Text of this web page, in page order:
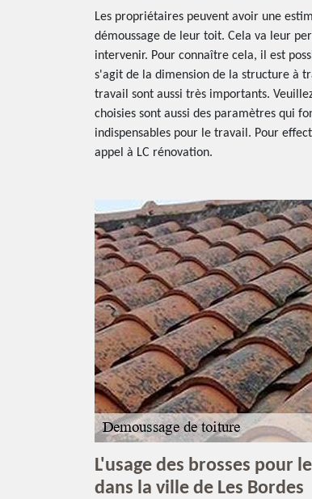
Les propriétaires peuvent avoir une
démoussage de leur toit. Cela va leur
intervenir. Pour connaître cela, il est
s'agit de la dimension de la structure à
travail sont aussi très importants.
choisies sont aussi des paramètres qui
indispensables pour le travail. Pour
appel à LC rénovation.
L'usage des brosses pour
dans la ville de Les Bordes